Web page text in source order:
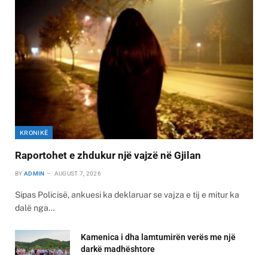
KRONIKË
Raportohet e zhdukur një vajzë në Gjilan
BY ADMIN AUGUST 7, 2026
Sipas Policisë, ankuesi ka deklaruar se vajza e tij e mitur ka
dalë nga…
Kamenica i dha lamtumirën verës me një
darkë madhështore